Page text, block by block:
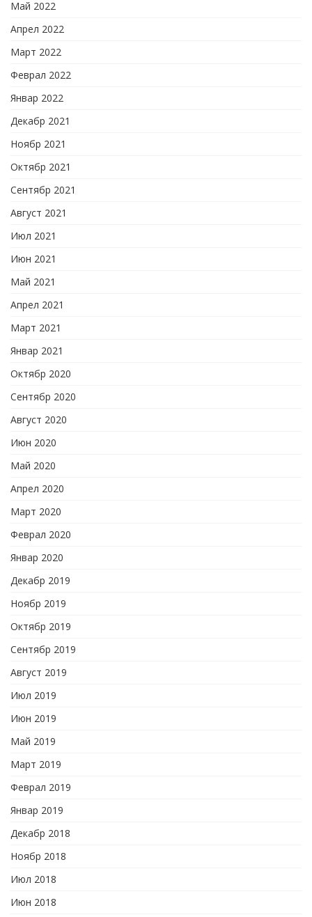
Май 2022
Апрел 2022
Март 2022
Феврал 2022
Январ 2022
Декабр 2021
Ноябр 2021
Октябр 2021
Сентябр 2021
Август 2021
Июл 2021
Июн 2021
Май 2021
Апрел 2021
Март 2021
Январ 2021
Октябр 2020
Сентябр 2020
Август 2020
Июн 2020
Май 2020
Апрел 2020
Март 2020
Феврал 2020
Январ 2020
Декабр 2019
Ноябр 2019
Октябр 2019
Сентябр 2019
Август 2019
Июл 2019
Июн 2019
Май 2019
Март 2019
Феврал 2019
Январ 2019
Декабр 2018
Ноябр 2018
Июл 2018
Июн 2018